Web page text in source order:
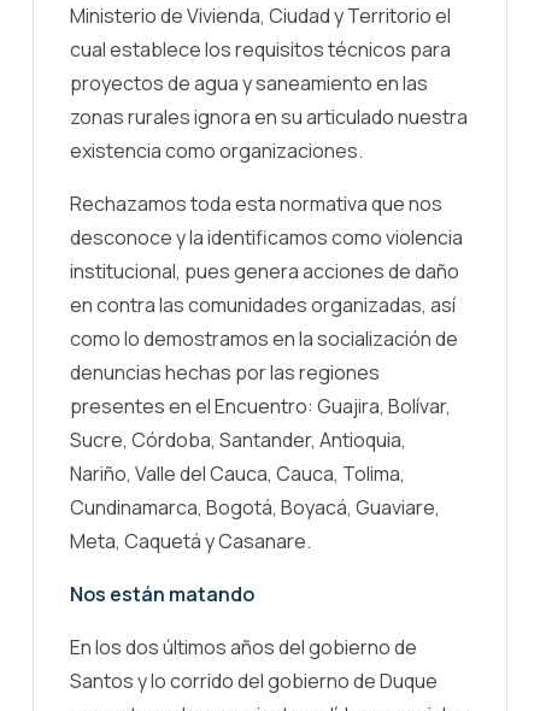
Ministerio de Vivienda, Ciudad y Territorio el
cual establece los requisitos técnicos para
proyectos de agua y saneamiento en las
zonas rurales ignora en su articulado nuestra
existencia como organizaciones.
Rechazamos toda esta normativa que nos
desconoce y la identificamos como violencia
institucional, pues genera acciones de daño
en contra las comunidades organizadas, así
como lo demostramos en la socialización de
denuncias hechas por las regiones
presentes en el Encuentro: Guajira, Bolívar,
Sucre, Córdoba, Santander, Antioquia,
Nariño, Valle del Cauca, Cauca, Tolima,
Cundinamarca, Bogotá, Boyacá, Guaviare,
Meta, Caquetá y Casanare.
Nos están matando
En los dos últimos años del gobierno de
Santos y lo corrido del gobierno de Duque